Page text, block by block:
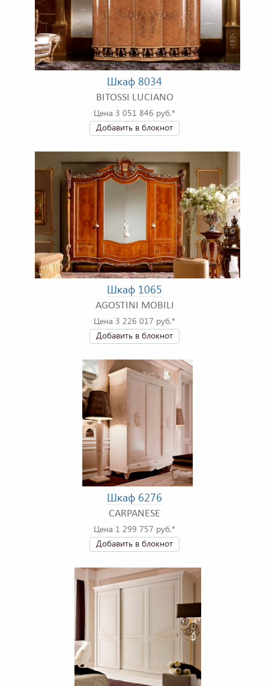
Шкаф 8034
BITOSSI LUCIANO
Цена 3 051 846 руб.*
Добавить в блокнот
Шкаф 1065
AGOSTINI MOBILI
Цена 3 226 017 руб.*
Добавить в блокнот
Шкаф 6276
CARPANESE
Цена 1 299 757 руб.*
Добавить в блокнот